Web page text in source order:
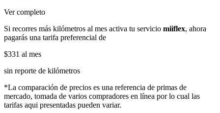
Ver completo
Si recorres más kilómetros al mes activa tu servicio miiflex, ahora
pagarás una tarifa preferencial de
$331 al mes
sin reporte de kilómetros
*La comparación de precios es una referencia de primas de
mercado, tomada de varios compradores en línea por lo cual las
tarifas aqui presentadas pueden variar.